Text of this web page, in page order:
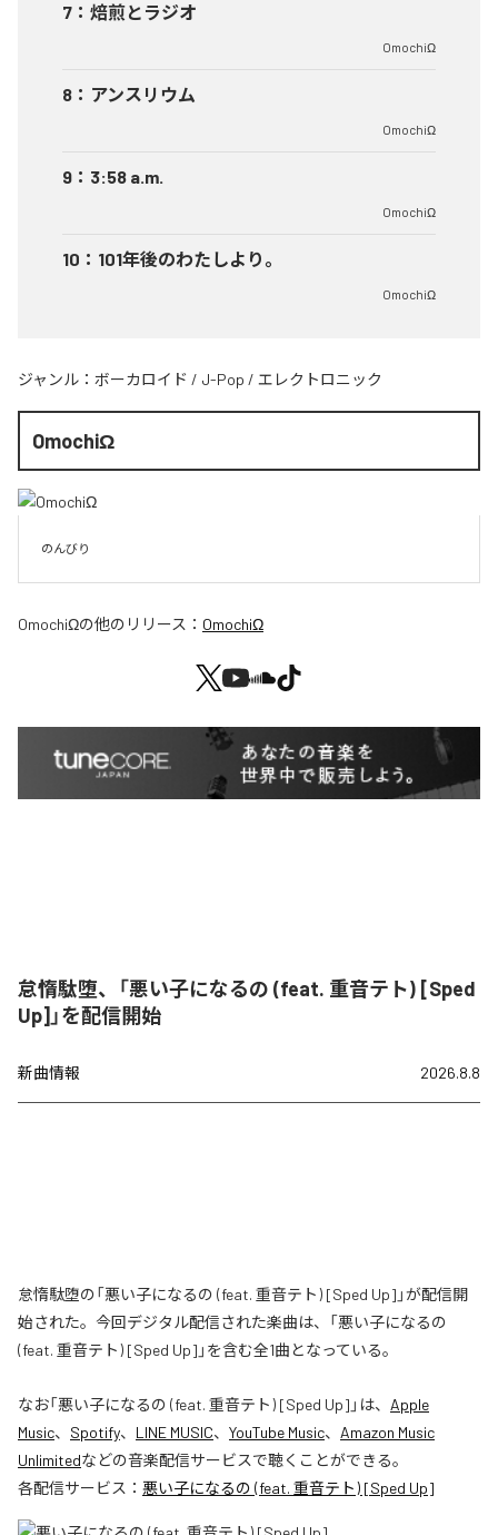
7 ： 焙煎とラジオ
OmochiΩ
8 ： アンスリウム
OmochiΩ
9 ： 3:58 a.m.
OmochiΩ
10 ： 101年後のわたしより。
OmochiΩ
ジャンル： ボーカロイド / J-Pop / エレクトロニック
OmochiΩ
のんびり
OmochiΩの他のリリース： OmochiΩ
怠惰駄堕、「悪い子になるの (feat. 重音テト) [Sped
Up]」を配信開始
新曲情報 2026.8.8
怠惰駄堕の「悪い子になるの (feat. 重音テト) [Sped Up]」が配信開
始された。今回デジタル配信された楽曲は、「悪い子になるの
(feat. 重音テト) [Sped Up]」を含む全1曲となっている。
なお「悪い子になるの (feat. 重音テト) [Sped Up] 」は、 Apple
Music、 Spotify、 LINE MUSIC、 YouTube Music、 Amazon Music
Unlimitedなどの音楽配信サービスで聴くことができる。
各配信サービス： 悪い子になるの (feat. 重音テト) [Sped Up]